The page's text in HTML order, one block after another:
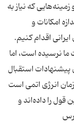
كه نیاز به
امكانات و
اقدام كنیم.
نرسیده است، اما
پیشنهادات استقبال
انرژی اتمی است
قول را داده‌اند و